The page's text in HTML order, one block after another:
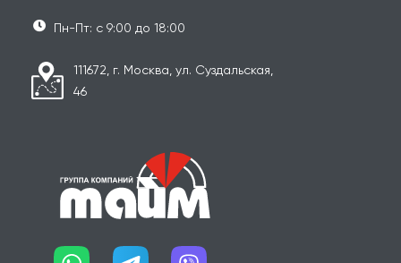
Пн-Пт: с 9:00 до 18:00
111672, г. Москва, ул. Суздальская,
46